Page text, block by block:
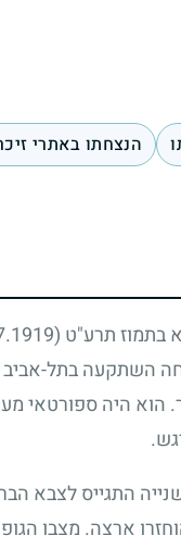
הנצחתו באתרי
בתמוז תרע"ט (19.7.1919)
השתקעה בתל-אביב
הוא היה ספורטאי
התגייס לצבא
ארצה. מצבו